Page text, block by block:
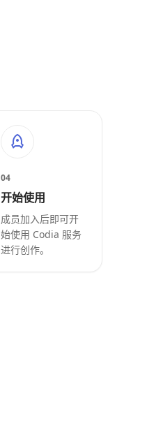
04
开始使用
成员加入后即可开
始使用 Codia 服务
进行创作。